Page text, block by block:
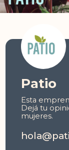
Patio
Esta
Dejá tu
mujeres.